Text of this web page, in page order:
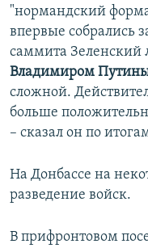
"нормандский
впервые собрались
саммита Зеленский
Владимиром
сложной.
больше
– сказал он по
На Донбассе на
разведение войск.
В прифронтовом